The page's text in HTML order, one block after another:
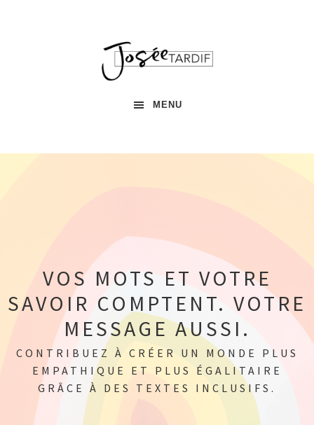
MENU
VOS MOTS ET VOTRE
SAVOIR COMPTENT. VOTRE
MESSAGE AUSSI.
CONTRIBUEZ À CRÉER UN MONDE PLUS
EMPATHIQUE ET PLUS ÉGALITAIRE
GRÂCE À DES TEXTES INCLUSIFS.